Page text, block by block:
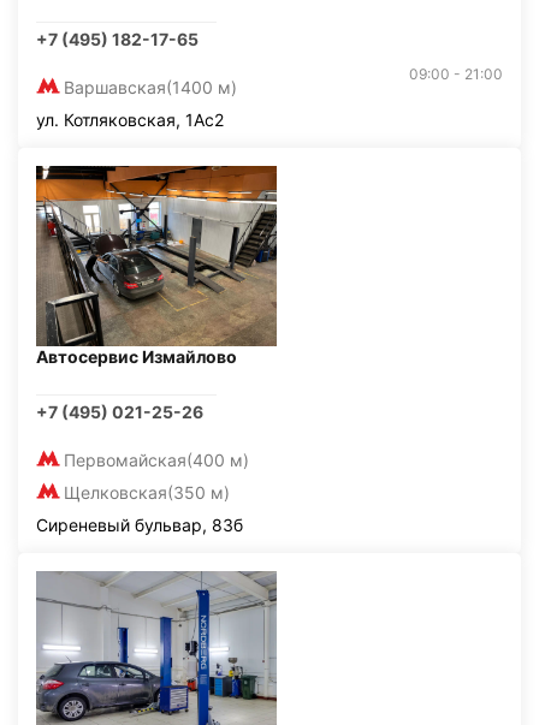
+7 (495) 182-17-65
Варшавская(1400 м)
09:00 - 21:00
ул. Котляковская, 1Ас2
Автосервис Измайлово
+7 (495) 021-25-26
Первомайская(400 м)
Щелковская(350 м)
Сиреневый бульвар, 83б